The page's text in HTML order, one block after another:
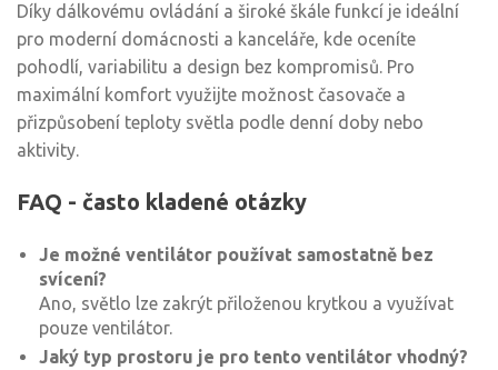
Díky dálkovému ovládání a široké škále funkcí je ideální
pro moderní domácnosti a kanceláře, kde oceníte
pohodlí, variabilitu a design bez kompromisů. Pro
maximální komfort využijte možnost časovače a
přizpůsobení teploty světla podle denní doby nebo
aktivity.
FAQ - často kladené otázky
Je možné ventilátor používat samostatně bez
svícení?
Ano, světlo lze zakrýt přiloženou krytkou a využívat
pouze ventilátor.
Jaký typ prostoru je pro tento ventilátor vhodný?